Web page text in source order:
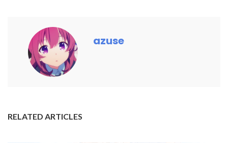
azuse
RELATED ARTICLES